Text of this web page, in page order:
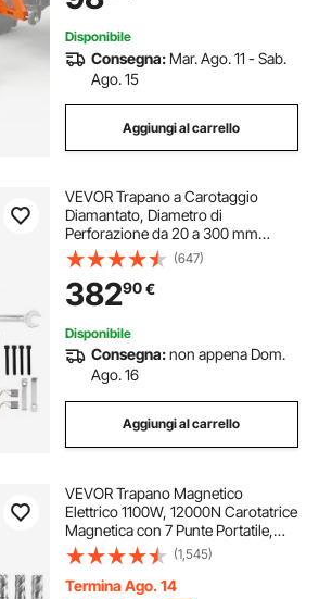
Disponibile
Consegna: Mar. Ago. 11 - Sab.
Ago. 15
Aggiungi al carrello
VEVOR Trapano a Carotaggio
Diamantato, Diametro di
Perforazione da 20 a 300 mm
Macchina Carotatrice per
Calcestruzzo Robusto 3500 W con
Supporto, Punta per Carotaggio,
per Calcestruzzo, Mattoni, Marmo
(647)
38290€
Disponibile
Consegna:non appena Dom.
Ago. 16
Aggiungi al carrello
VEVOR Trapano Magnetico
Elettrico 1100W, 12000N Carotatrice
Magnetica con 7 Punte Portatile,
Trapano Industriale
Elettromagnetico con Massima
Foratura 40 mm e Profondità 125
(1,545)
Termina Ago. 14